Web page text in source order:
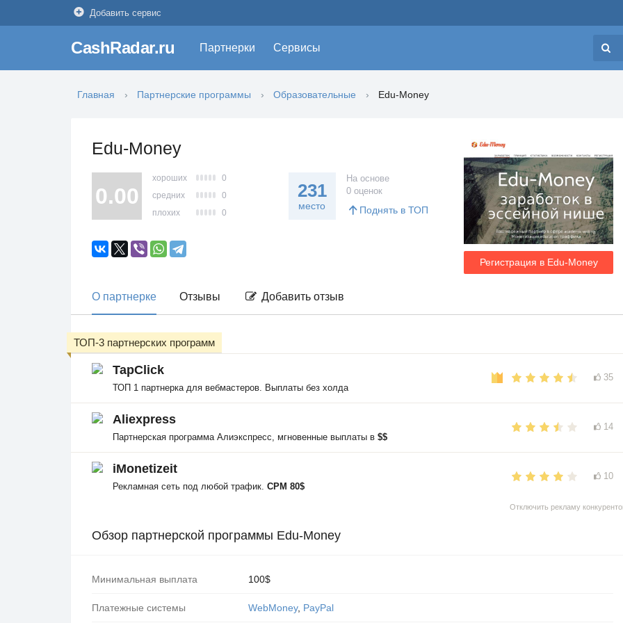
Добавить сервис
CashRadar.ru Партнерки Сервисы
Главная Партнерские программы Образовательные Edu-Money
Edu-Money
Регистрация в Edu-Money
0.00
хороших
0
средних
0
плохих
0
231
место
На основе
0 оценок
Поднять в ТОП
О партнерке Отзывы Добавить отзыв
TapClick
ТОП 1 партнерка для вебмастеров. Выплаты без холда
35
ТОП-3 партнерских программ
Aliexpress
Партнерская программа Алиэкспресс, мгновенные выплаты в $$
14
iMonetizeit
Рекламная сеть под любой трафик. CPM 80$
10
Отключить рекламу
Обзор партнерской программы Edu-Money
Минимальная выплата 100$
Платежные системы WebMoney, PayPal